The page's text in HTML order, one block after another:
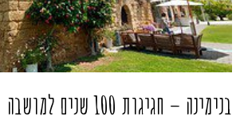
בנימינה – חגיגות 100 שנים למושבה